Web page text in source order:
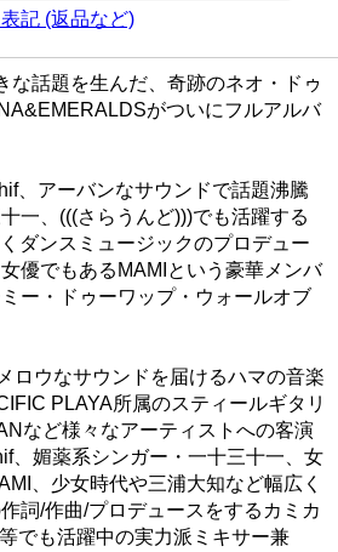
記 (返品など)
な話題を生んだ、奇跡のネオ・ドゥ
がついにフルアルバ
、アーバンなサウンドで話題沸騰
一、(((さらうんど)))でも活躍する
ダンスミュージックのプロデュー
優でもあるMAMIという豪華メンバ
ー・ドゥーワップ・ウォールオブ
ロウなサウンドを届けるハマの音楽
PLAYA所属のスティールギタリ
など様々なアーティストへの客演
、媚薬系シンガー・一十三十一、女
、少女時代や三浦大知など幅広く
詞/作曲/プロデュースをするカミカ
でも活躍中の実力派ミキサー兼